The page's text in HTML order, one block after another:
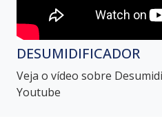
DESUMIDIFICADOR
Veja o vídeo sobre
Youtube